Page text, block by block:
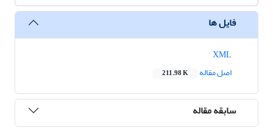
فایل ها
اصل مقاله
211.98 K
سابقه مقاله